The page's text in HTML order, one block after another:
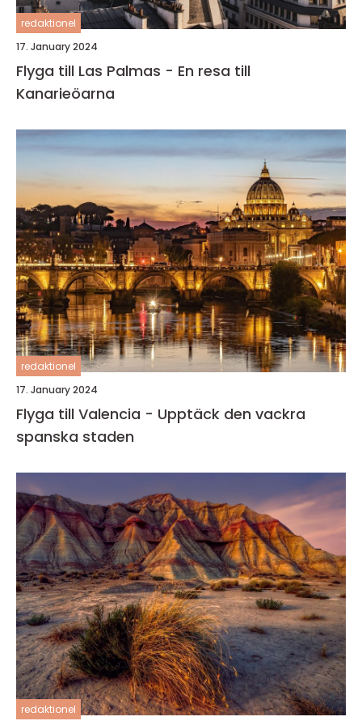
redaktionel
17. January 2024
Flyga till Las Palmas - En resa till
Kanarieöarna
redaktionel
17. January 2024
Flyga till Valencia - Upptäck den vackra
spanska staden
redaktionel